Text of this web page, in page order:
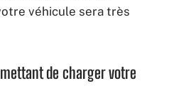
véhicule sera très
de charger votre